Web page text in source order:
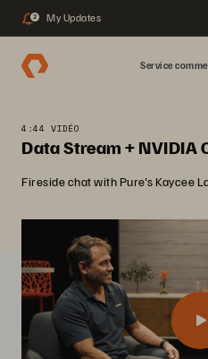
2 My Updates
Service
4:44 VIDÉO
Data Stream +
Fireside chat with Pure's Kaycee